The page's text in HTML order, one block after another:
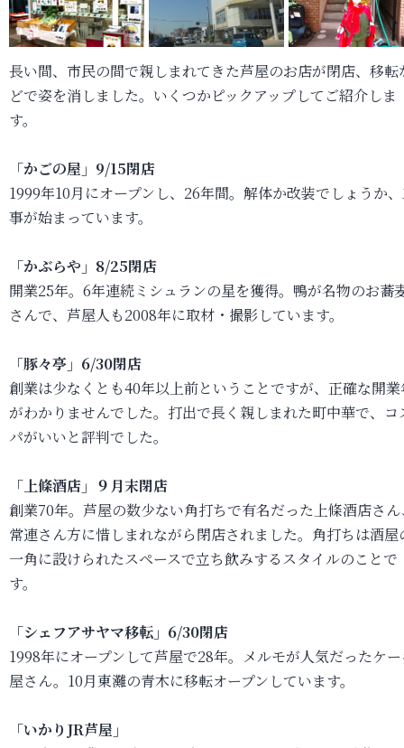
長い間、市民の間で親しまれてきた芦屋のお店が閉店、移転
どで姿を消しました。いくつかピックアップしてご紹介しま
す。
「かごの屋」9/15閉店
1999年10月にオープンし、26年間。解体か改装でしょうか
事が始まっています。
「かぶらや」8/25閉店
開業25年。6年連続ミシュランの星を獲得。鴨が名物のお蕎
さんで、芦屋人も2008年に取材・撮影しています。
「豚々亭」6/30閉店
創業は少なくとも40年以上前ということですが、正確な開業
がわかりませんでした。打出で長く親しまれた町中華で、コ
パがいいと評判でした。
「上條酒店」９月末閉店
創業70年。芦屋の数少ない角打ちで有名だった上條酒店さ
常連さん方に惜しまれながら閉店されました。角打ちは酒屋
一角に設けられたスペースで立ち飲みするスタイルのことで
す。
「シェフアサヤマ移転」6/30閉店
1998年にオープンして芦屋で28年。メルモが人気だったケ
屋さん。10月東灘の青木に移転オープンしています。
「いかりJR芦屋」